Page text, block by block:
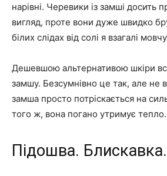
нарівні. Черевики із замші досить
вигляд, проте вони дуже швидко
білих слідах від солі я взагалі
Дешевшою альтернативою шкіри
замшу. Безсумнівно це так, але не
замша просто потріскається на
того ж, вона погано утримує тепло.
Підошва.